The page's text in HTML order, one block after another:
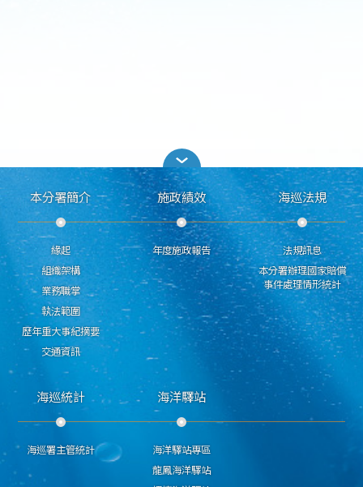
本分署簡介
緣起
組織架構
業務職掌
執法範圍
歷年重大事紀摘要
交通資訊
施政績效
年度施政報告
海巡法規
法規訊息
本分署辦理國家賠償
事件處理情形統計
海巡統計
海巡署主管統計
海洋驛站
海洋驛站專區
龍鳳海洋驛站